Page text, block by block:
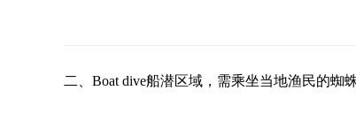
二、Boat dive船潜区域，需乘坐当地渔民的蜘